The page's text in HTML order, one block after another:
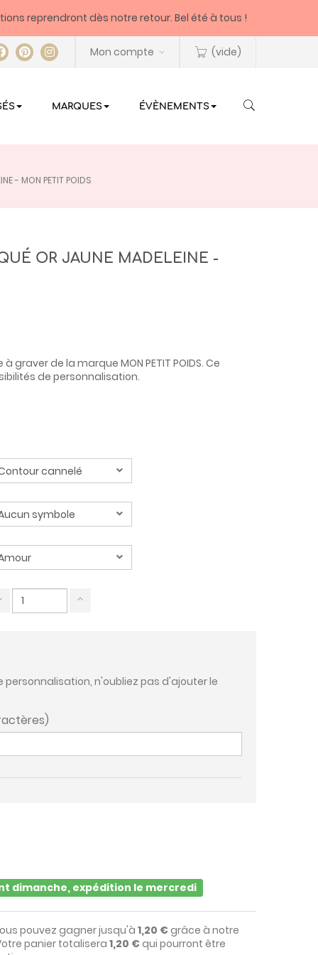
reprendront dès notre retour. Bel été à tous !
Mon compte (vide)
MARQUES ÉVÈNEMENTS
- MON PETIT POIDS
OR JAUNE MADELEINE -
de la marque MON PETIT POIDS. Ce
de personnalisation.
personnalisation, n'oubliez pas d'ajouter le
dimanche, expédition le mercredi
pouvez gagner jusqu'à 1,20 €grâce à notre
panier totalisera 1,20 €qui pourront être